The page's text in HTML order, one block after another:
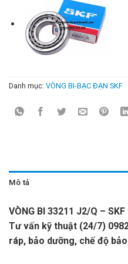
Danh mục: VÒNG BI-BẠC ĐẠN SKF
Mô tả
VÒNG BI 33211 J2/Q –
Tư vấn kỹ thuật (24/7)
ráp, bảo dưỡng, chế độ